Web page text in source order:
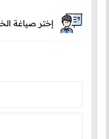
إختر صياغة